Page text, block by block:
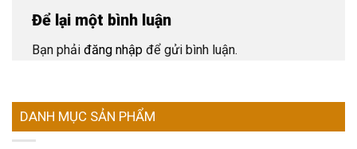
Để lại một bình luận
Bạn phải đăng nhập để gửi bình luận.
DANH MỤC SẢN PHẨM